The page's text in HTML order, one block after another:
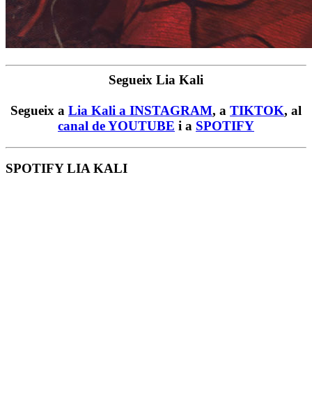
Segueix Lia Kali
Segueix a Lia Kali a INSTAGRAM, a TIKTOK, al
canal de YOUTUBE i a SPOTIFY
SPOTIFY LIA KALI